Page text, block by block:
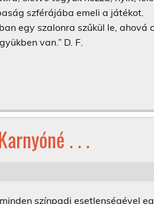
szférájába emeli a játékot.
egy szalonra szűkül le,
van.” D. F.
. . .
színpadi esetlenségével